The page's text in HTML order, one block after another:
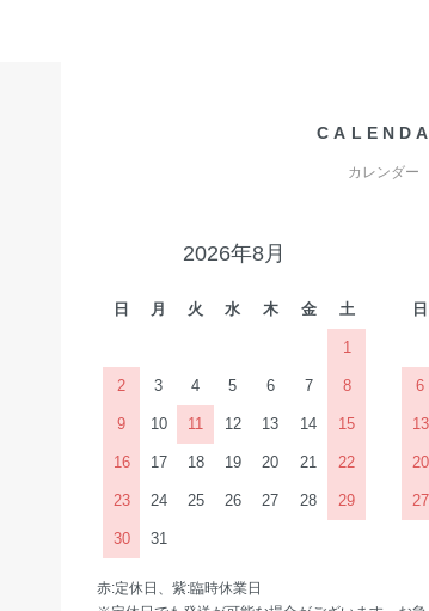
カレンダー
2026年8月
日 月 火 水 木 金 土
1
2 3 4 5 6 7 8
9 10 11 12 13 14 15
16 17 18 19 20 21 22
23 24 25 26 27 28 29
30 31
日
6
13
20
27
赤:定休日、紫:臨時休業日